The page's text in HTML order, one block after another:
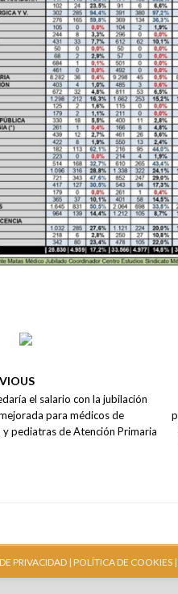
el salario con la jubilación
para médicos de
y pediatras de Atención Primaria
PRIVACIDAD | POLÍTICA DE COOKIES |